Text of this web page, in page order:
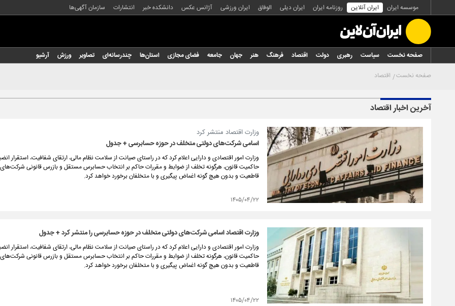
موسسه ایران ایران آنلاین روزنامه ایران ایران دیلی الوفاق ایران ورزشی آژانس عکس دانشکده خبر انتشارات سازمان آگهی‌ها
صفحه نخست سیاست رهبری دولت اقتصاد فرهنگ هنر جهان جامعه فضای مجازی استان‌ها چندرسانه‌ای تصاویر ورزش آرشیو
صفحه نخست اقتصاد
آخرین اخبار اقتصاد
وزارت اقتصاد منتشر کرد
اسامی شرکت‌های دولتی متخلف در حوزه حسابرسی + جدول
وزارت امور اقتصادی و دارایی اعلام کرد که در راستای صیانت از سلامت نظام مالی، ارتقای شفافیت، استقرار
حاکمیت قانون، هرگونه تخلف از ضوابط و مقررات حاکم بر انتخاب حسابرس مستقل و بازرس قانونی شرکت‌های
قاطعیت و بدون هیچ گونه اغماض پیگیری و با متخلفان برخورد خواهد کرد.
۱۴۰۵/۰۴/۲۲
وزارت اقتصاد اسامی شرکت‌های دولتی متخلف در حوزه حسابرسی را منتشر کرد + جدول
وزارت امور اقتصادی و دارایی اعلام کرد که در راستای صیانت از سلامت نظام مالی، ارتقای شفافیت، استقرار
حاکمیت قانون، هرگونه تخلف از ضوابط و مقررات حاکم بر انتخاب حسابرس مستقل و بازرس قانونی شرکت‌های
قاطعیت و بدون هیچ گونه اغماض پیگیری و با متخلفان برخورد خواهد کرد.
۱۴۰۵/۰۴/۲۲